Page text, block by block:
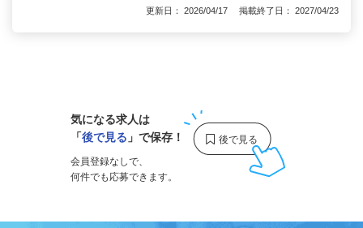
更新日： 2026/04/17 掲載終了日： 2027/04/23
気になる求人は
「後で見る 」で保存！
会員登録なしで、
何件でも応募できます。